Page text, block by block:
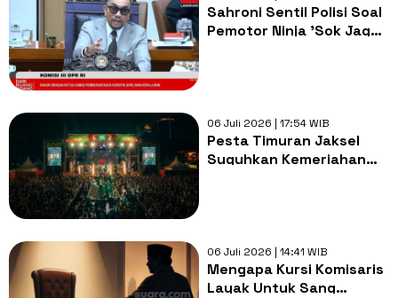
Sahroni Sentil Polisi Soal
Pemotor Ninja 'Sok Jago':
06 Juli 2026 | 17:54 WIB
Pesta Timuran Jaksel
Suguhkan Kemeriahan
06 Juli 2026 | 14:41 WIB
Mengapa Kursi Komisaris
Layak Untuk Sang